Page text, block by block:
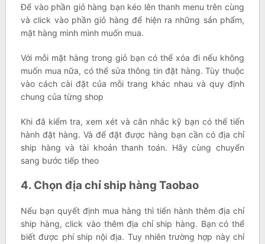
Để vào phần giỏ hàng bạn kéo lên thanh menu trên cùng
và click vào phần giỏ hàng để hiện ra những sản phẩm,
mặt hàng mình mình muốn mua.
Với mỗi mặt hàng trong giỏ bạn có thể xóa đi nếu không
muốn mua nữa, có thể sửa thông tin đặt hàng. Tùy thuộc
vào cách cài đặt của mỗi trang khác nhau và quy định
chung của từng shop
Khi đã kiểm tra, xem xét và cân nhắc kỹ bạn có thể tiến
hành đặt hàng. Và để đặt được hàng bạn cần có địa chỉ
ship hàng và tài khoản thanh toán. Hãy cùng chuyển
sang bước tiếp theo
4. Chọn địa chỉ ship hàng Taobao
Nếu bạn quyết định mua hàng thì tiến hành thêm địa chỉ
ship hàng, click vào thêm địa chỉ ship hàng. Bạn có thể
biết được phí ship nội địa. Tuy nhiên trường hợp này chỉ